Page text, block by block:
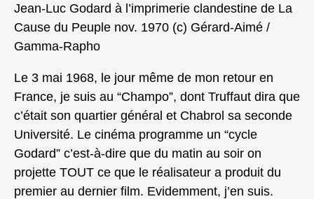
Jean-Luc Godard à l’imprimerie clandestine de La
Cause du Peuple nov. 1970 (c) Gérard-Aimé /
Gamma-Rapho
Le 3 mai 1968, le jour même de mon retour en
France, je suis au “Champo”, dont Truffaut dira que
c’était son quartier général et Chabrol sa seconde
Université. Le cinéma programme un “cycle
Godard” c’est-à-dire que du matin au soir on
projette TOUT ce que le réalisateur a produit du
premier au dernier film. Evidemment, j’en suis.